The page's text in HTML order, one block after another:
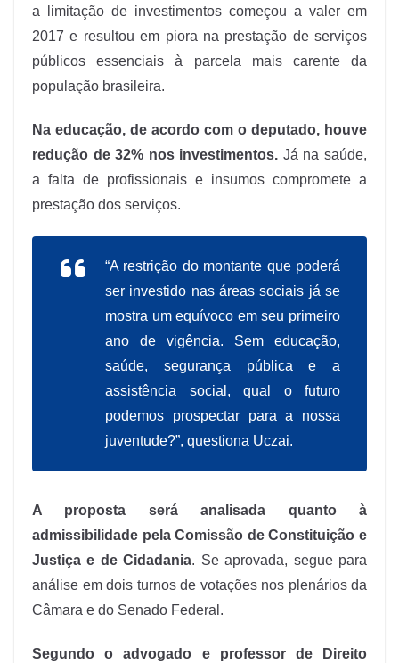
a limitação de investimentos começou a valer em
2017 e resultou em piora na prestação de serviços
públicos essenciais à parcela mais carente da
população brasileira.
Na educação, de acordo com o deputado, houve
redução de 32% nos investimentos. Já na saúde,
a falta de profissionais e insumos compromete a
prestação dos serviços.
“A restrição do montante que poderá
ser investido nas áreas sociais já se
mostra um equívoco em seu primeiro
ano de vigência. Sem educação,
saúde, segurança pública e a
assistência social, qual o futuro
podemos prospectar para a nossa
juventude?”, questiona Uczai.
A proposta será analisada quanto à
admissibilidade pela Comissão de Constituição e
Justiça e de Cidadania. Se aprovada, segue para
análise em dois turnos de votações nos plenários da
Câmara e do Senado Federal.
Segundo o advogado e professor de Direito